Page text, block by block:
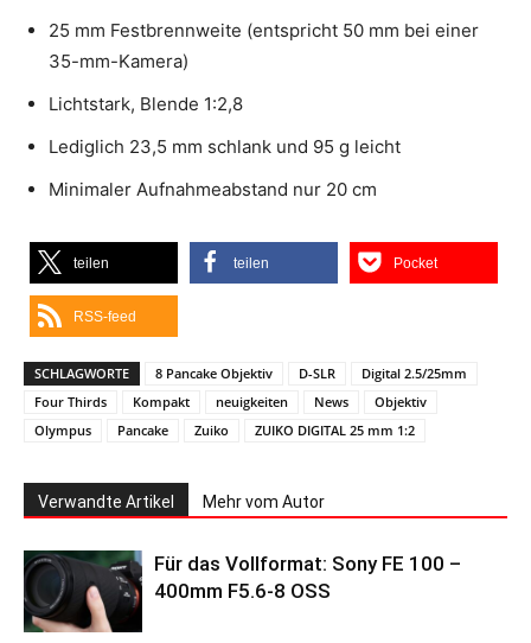
25 mm Festbrennweite (entspricht 50 mm bei einer
35-mm-Kamera)
Lichtstark, Blende 1:2,8
Lediglich 23,5 mm schlank und 95 g leicht
Minimaler Aufnahmeabstand nur 20 cm
teilen teilen Pocket
RSS-feed
SCHLAGWORTE 8 Pancake Objektiv D-SLR
Digital 2.5/25mm
Four Thirds
Kompakt neuigkeiten News
Objektiv
Olympus
Pancake Zuiko ZUIKO DIGITAL 25 mm 1:2
Verwandte Artikel Mehr vom Autor
Für das Vollformat: Sony FE 100 –
400mm F5.6-8 OSS